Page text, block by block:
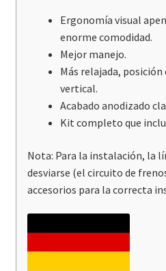
Ergonomía visual
enorme comodidad.
Mejor manejo.
Más relajada,
vertical.
Acabado anodizado
Kit completo que
Nota: Para la instalación, la
desviarse (el circuito de
accesorios para la correcta